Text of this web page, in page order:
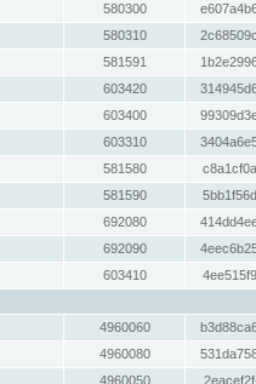
580300
580310
581591
603420
603400
603310
581580
581590
692080
692090
603410
4960060
4960080
4960050